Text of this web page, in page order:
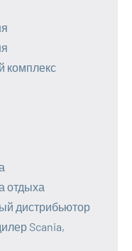
комплекс
отдыха
дистрибьютор
Scania,